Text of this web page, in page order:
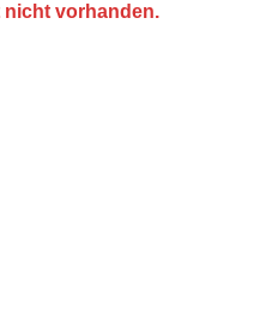
nicht vorhanden.